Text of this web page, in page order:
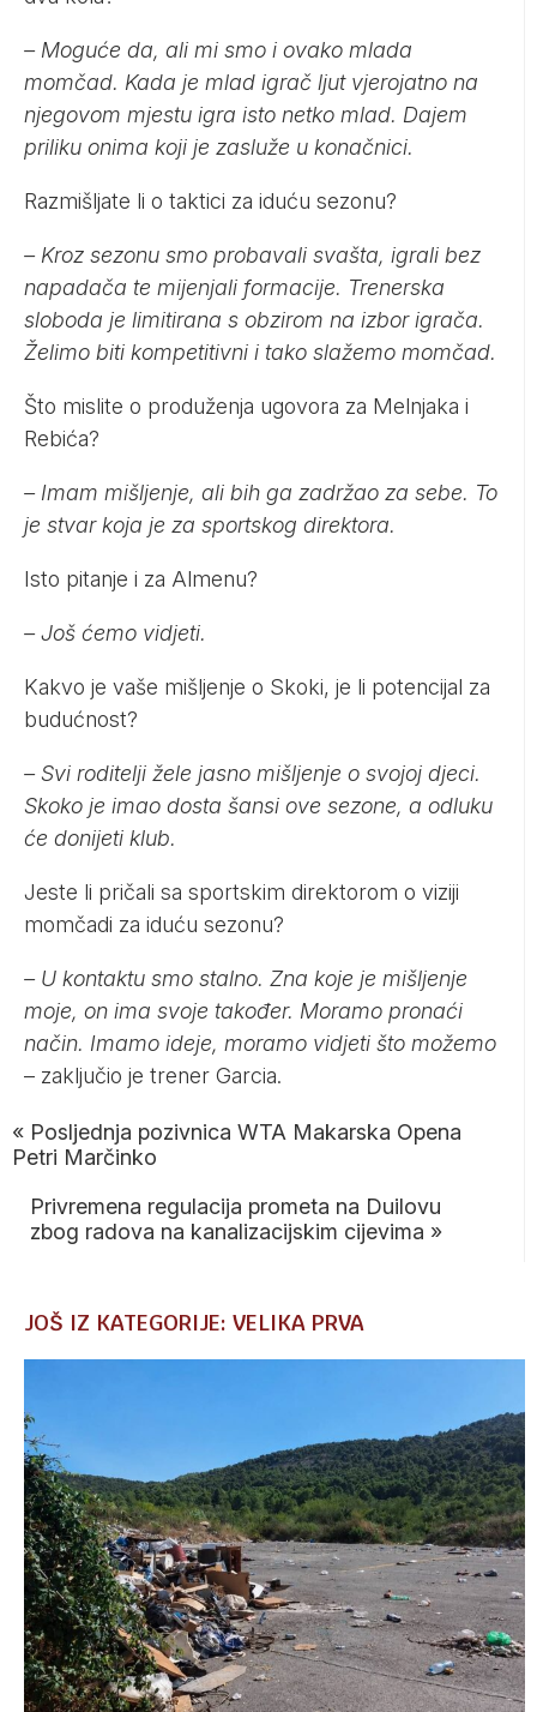
– Moguće da, ali mi smo i ovako mlada
momčad. Kada je mlad igrač ljut vjerojatno na
njegovom mjestu igra isto netko mlad. Dajem
priliku onima koji je zasluže u konačnici.
Razmišljate li o taktici za iduću sezonu?
– Kroz sezonu smo probavali svašta, igrali bez
napadača te mijenjali formacije. Trenerska
sloboda je limitirana s obzirom na izbor igrača.
Želimo biti kompetitivni i tako slažemo momčad.
Što mislite o produženja ugovora za Melnjaka i
Rebića?
– Imam mišljenje, ali bih ga zadržao za sebe. To
je stvar koja je za sportskog direktora.
Isto pitanje i za Almenu?
– Još ćemo vidjeti.
Kakvo je vaše mišljenje o Skoki, je li potencijal za
budućnost?
– Svi roditelji žele jasno mišljenje o svojoj djeci.
Skoko je imao dosta šansi ove sezone, a odluku
će donijeti klub.
Jeste li pričali sa sportskim direktorom o viziji
momčadi za iduću sezonu?
– U kontaktu smo stalno. Zna koje je mišljenje
moje, on ima svoje također. Moramo pronaći
način. Imamo ideje, moramo vidjeti što možemo
– zaključio je trener Garcia.
« Posljednja pozivnica WTA Makarska Opena
Petri Marčinko
Privremena regulacija prometa na Duilovu
zbog radova na kanalizacijskim cijevima »
JOŠ IZ KATEGORIJE: VELIKA PRVA